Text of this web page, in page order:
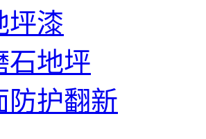
坪漆
石地坪
防护翻新